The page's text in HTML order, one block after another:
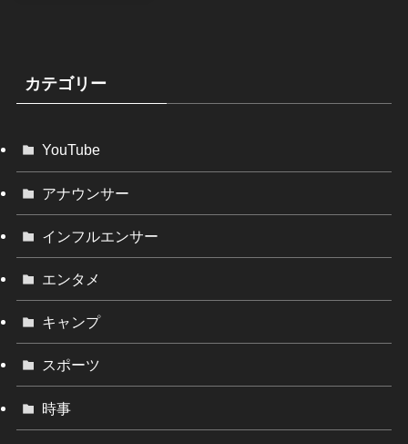
カテゴリー
YouTube
アナウンサー
インフルエンサー
エンタメ
キャンプ
スポーツ
時事